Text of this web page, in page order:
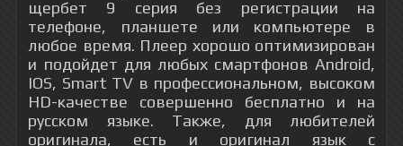
щербет 9 серия без регистрации на
телефоне, планшете или компьютере в
любое время. Плеер хорошо оптимизирован
и подойдет для любых смартфонов Android,
IOS, Smart TV в профессиональном, высоком
HD-качестве совершенно бесплатно и на
русском языке. Также, для любителей
оригинала, есть и оригинал язык с